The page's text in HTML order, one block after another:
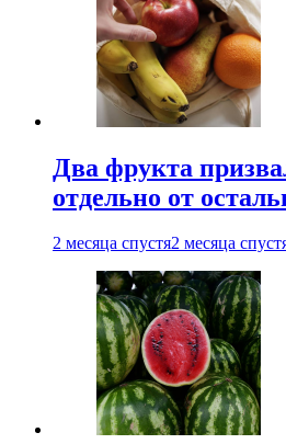
Два фрукта
отдельно от
2 месяца спустя2 месяца